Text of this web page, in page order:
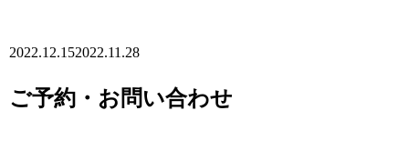
2022.12.152022.11.28
ご予約・お問い合わせ